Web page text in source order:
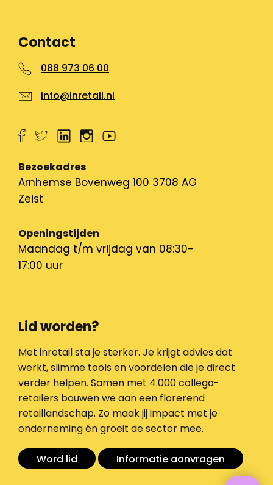
Contact
088 973 06 00
info@inretail.nl
Bezoekadres
Arnhemse Bovenweg 100 3708 AG
Zeist
Openingstijden
Maandag t/m vrijdag van 08:30-
17:00 uur
Lid worden?
Met inretail sta je sterker. Je krijgt advies dat
werkt, slimme tools en voordelen die je direct
verder helpen. Samen met 4.000 collega-
retailers bouwen we aan een florerend
retaillandschap. Zo maak jij impact met je
onderneming én groeit de sector mee.
Word lid Informatie aanvragen